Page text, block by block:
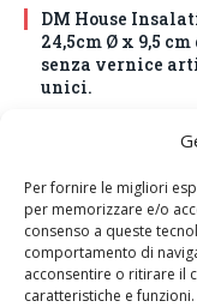
Per fornire le migliori
per memorizzare e/o
consenso a queste
comportamento di
acconsentire o ritirare il
caratteristiche e funzioni.
DM House
24,5cm Ø x 9,5
senza vernice
unici.